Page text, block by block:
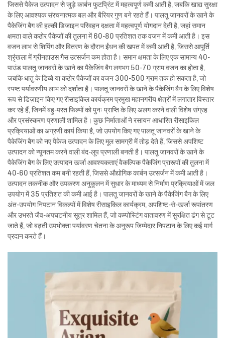
जिससे पैकेज उत्पादन से जुड़े कार्बन फुटप्रिंट में महत्वपूर्ण कमी आती है, जबकि खाद्य सुरक्षा
के लिए आवश्यक संरचनात्मक बल और बैरियर गुण बने रहते हैं। पालतू जानवरों के खाने के
पैकेजिंग बैग की हल्की डिजाइन परिवहन दक्षता में महत्वपूर्ण योगदान देती है, जहां समान
क्षमता वाले कठोर पैकेजों की तुलना में 60-80 प्रतिशत तक वजन में कमी आती है। इस
वजन लाभ से शिपिंग और वितरण के दौरान ईंधन की खपत में कमी आती है, जिससे आपूर्ति
श्रृंखला में ग्रीनहाउस गैस उत्सर्जन कम होता है। समान क्षमता के लिए एक सामान्य 40-
पाउंड पालतू जानवरों के खाने का पैकेजिंग बैग लगभग 50-70 ग्राम वजन का होता है,
जबकि धातु के डिब्बे या कठोर पैकेजों का वजन 300-500 ग्राम तक हो सकता है, जो
स्पष्ट पर्यावरणीय लाभ को दर्शाता है। पालतू जानवरों के खाने के पैकेजिंग बैग के लिए विशेष
रूप से डिज़ाइन किए गए रीसाइकिल कार्यक्रम प्रमुख महानगरीय क्षेत्रों में लगातार विस्तार
कर रहे हैं, जिनमें बहु-परत फिल्मों को पुनः प्राप्ति के लिए अलग करने वाली विशेष संग्रह
और प्रसंस्करण प्रणाली शामिल है। कुछ निर्माताओं ने रसायन आधारित रीसाइकिल
प्रक्रियाओं का अग्रणी कार्य किया है, जो उपयोग किए गए पालतू जानवरों के खाने के
पैकेजिंग बैग को नए पैकेज उत्पादन के लिए मूल सामग्री में तोड़ देते हैं, जिससे अपशिष्ट
उत्पादन को न्यूनतम करने वाली बंद-लूप प्रणाली बनती है। पालतू जानवरों के खाने के
पैकेजिंग बैग के लिए उत्पादन ऊर्जा आवश्यकताएं वैकल्पिक पैकेजिंग प्रारूपों की तुलना में
40-60 प्रतिशत कम बनी रहती हैं, जिससे औद्योगिक कार्बन उत्सर्जन में कमी आती है।
उत्पादन तकनीक और उपकरण अनुकूलन में सुधार के माध्यम से निर्माण प्रक्रियाओं में जल
उपयोग में 35 प्रतिशत की कमी आई है। पालतू जानवरों के खाने के पैकेजिंग बैग के लिए
अंत-उपयोग निपटान विकल्पों में विशेष रीसाइकिल कार्यक्रम, अपशिष्ट-से-ऊर्जा रूपांतरण
और उभरते जैव-अपघटनीय सूत्र शामिल हैं, जो कम्पोस्टिंग वातावरण में सुरक्षित ढंग से टूट
जाते हैं, जो बढ़ती उपभोक्ता पर्यावरण चेतना के अनुरूप जिम्मेदार निपटान के लिए कई मार्ग
प्रदान करते हैं।